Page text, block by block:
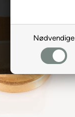
Nødvendige